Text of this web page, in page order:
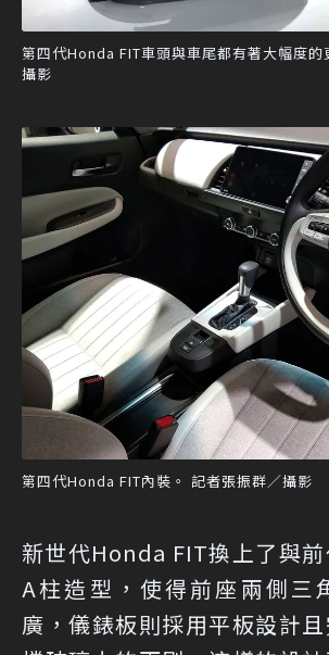
第四代Honda FIT車頭與車尾都有著大幅度的
攝影
第四代Honda FIT內裝。 記者張振群／攝影
新世代Honda FIT換上了與
A柱造型，使得前座兩側三
廣，儀錶板則採用平板設計